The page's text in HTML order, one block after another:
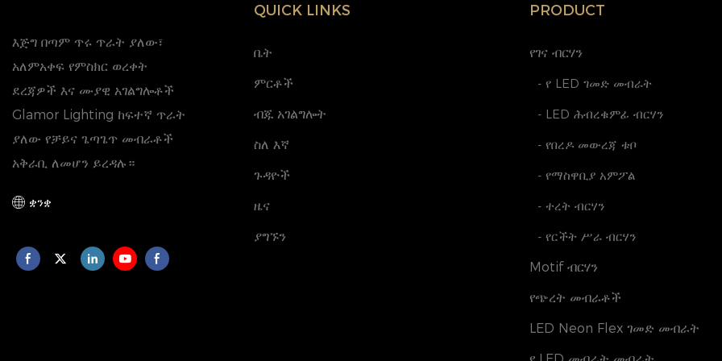
lumen LEDsD ቅርጽ ንድፍ ኒዮን ተጣጣፊውን
በጣም ተጣጣፊ FPC-ተለዋዋጭ, መታጠፊያ,
የማይበጠስ እና ሊቆረጥ የሚችል - ለአካባቢ ተስማሚ
pvc-ዝቅተኛ የኃይል ፍጆታ ቀለም. ይገኛል፡
3000ኪ/4000ኪ/6500ኪ/ቀይ/ሰማያዊ/አረንጓዴ/
እጅግ በጣም ጥሩ ጥራት ያለው፣
አለምአቀፍ የምስክር ወረቀት
ደረጃዎች እና ሙያዊ አገልግሎቶች
Glamor Lighting ከፍተኛ ጥራት
ያለው የቻይና ጌጣጌጥ መብራቶች
አቅራቢ ለመሆን ይረዳሉ።
ቋንቋ
QUICK LINKS
ቤት
ምርቶች
ብጁ አገልግሎት
ስለ እኛ
ጉዳዮች
ዜና
ያግኙን
PRODUCT
የገና ብርሃን
- የ LED ገመድ መብራት
- LED ሕብረቁምፊ ብርሃን
- የበረዶ መውረጃ ቱቦ
- የማስዋቢያ አምፖል
- ተረት ብርሃን
- የርችት ሥራ ብርሃን
Motif ብርሃን
የጭረት መብራቶች
LED Neon Flex ገመድ መብራት